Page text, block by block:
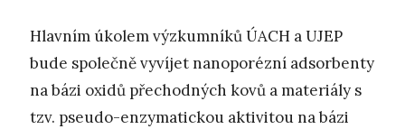
Hlavním úkolem výzkumníků ÚACH a UJEP
bude společně vyvíjet nanoporézní adsorbenty
na bázi oxidů přechodných kovů a materiály s
tzv. pseudo-enzymatickou aktivitou na bázi